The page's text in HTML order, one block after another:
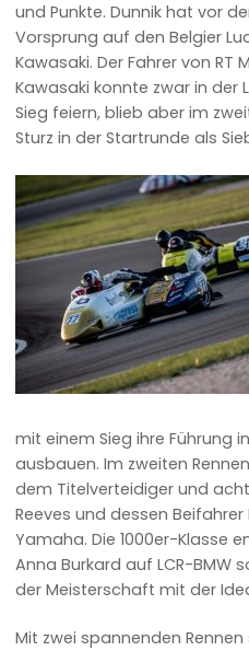
und Punkte. Dunnik hat vor
Vorsprung auf den Belgier
Kawasaki. Der Fahrer von RT
Kawasaki konnte zwar in der
Sieg feiern, blieb aber im
Sturz in der Startrunde als
mit einem Sieg ihre Führung
ausbauen. Im zweiten
dem Titelverteidiger und
Reeves und dessen
Yamaha. Die 1000er-Klasse
Anna Burkard auf LCR-BMW
der Meisterschaft mit der
Mit zwei spannenden